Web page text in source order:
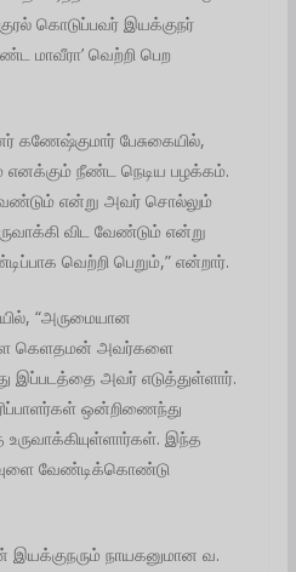
கொடுப்பவர் இயக்குநர்
மாவீரா’ வெற்றி பெற
கணேஷ்குமார் பேசுகையில்,
நீண்ட நெடிய பழக்கம்.
என்று அவர் சொல்லும்
விட வேண்டும் என்று
வெற்றி பெறும்,” என்றார்.
“அருமையான
கெளதமன் அவர்களை
இப்படத்தை அவர் எடுத்துள்ளார்.
ஒன்றிணைந்து
இந்த
வேண்டிக்கொண்டு
இயக்குநரும் நாயகனுமான வ.